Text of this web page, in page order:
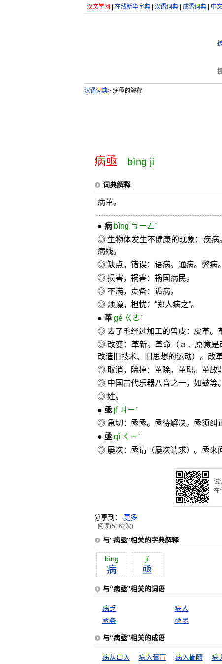
汉文学网 在线新华字典| 汉语词典| 成语词典| 中
汉语词典>病亟的解释
病亟 bìng jí
词典解释
病革。
● 病 bìng ㄅㄧㄥˋ
◎ 生物体发生不健康的现象：疾病
病残。
◎ 缺点，错误：语病。通病。弊病。
◎ 损害，祸害：祸国病民。
◎ 不满，责备：诟病。
◎ 烦躁，担忧：“郑人病之”。
● 革 gé ㄍㄜˊ
◎ 去了毛经过加工的兽皮：皮革。
◎ 改变：革新。革命（ａ．原意是
改造旧技术、旧思想的运动）。改革
◎ 取消，除掉：革除。革职。革故
◎ 中国古代乐器八音之一，如鼓等。
◎ 姓。
● 亟 jí ㄐㄧˊ
◎ 急切：亟亟。亟待解决。亟须纠
● 亟 qì ㄑㄧˋ
◎ 屡次：亟请（屡次请求）。亟来
试
在
分享到： 更多
阅读(5162次)
与“病亟”相关的字典解释
bìng
病
jí
亟
与“病亟”相关的词语
病乏 病人
亟务
亟墨
与“病亟”相关的成语
病从口入 病入膏肓 病入骨隨 病